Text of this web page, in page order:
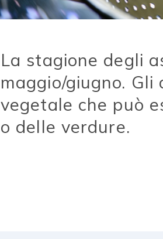
La stagione degli
maggio/giugno.
vegetale che può
o delle verdure.